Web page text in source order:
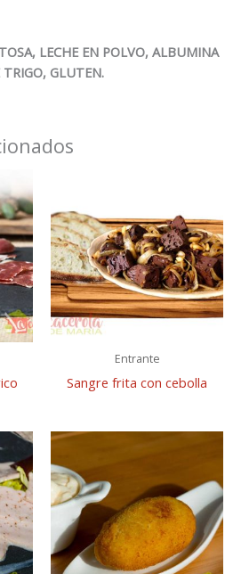
LECHE EN POLVO, ALBUMINA
GLUTEN.
Entrante
Sangre frita con cebolla